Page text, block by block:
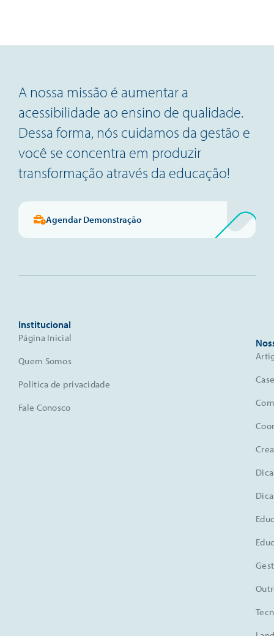
A nossa missão é aumentar a
acessibilidade ao ensino de qualidade.
Dessa forma, nós cuidamos da gestão e
você se concentra em produzir
transformação através da educação!
Agendar Demonstração
Institucional
Página Inicial
Quem Somos
Política de privacidade
Fale Conosco